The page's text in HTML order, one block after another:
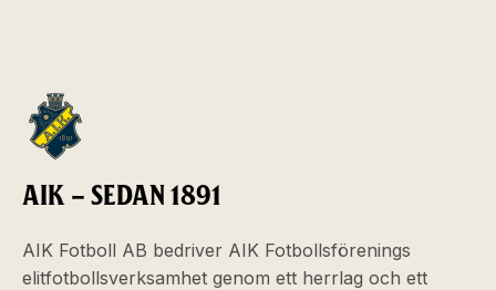
AIK – SEDAN 1891
AIK Fotboll AB bedriver AIK Fotbollsförenings
elitfotbollsverksamhet genom ett herrlag och ett